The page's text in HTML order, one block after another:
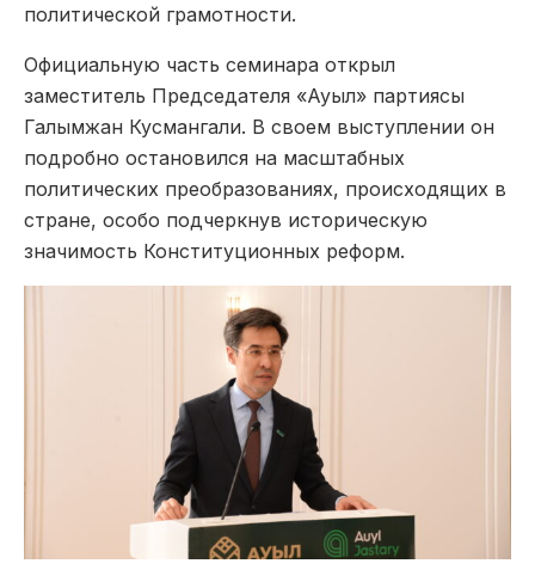
политической грамотности.
Официальную часть семинара открыл
заместитель Председателя «Ауыл» партиясы
Галымжан Кусмангали. В своем выступлении он
подробно остановился на масштабных
политических преобразованиях, происходящих в
стране, особо подчеркнув историческую
значимость Конституционных реформ.